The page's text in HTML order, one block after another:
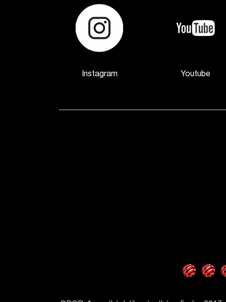
Gioăng cao su
Băng tan
Bước 2: Tiến hành vệ sinh nơi cần lắp vòi
phẩm. Đồng thời thực hiện xả nước tự do
Mở van nước để kiểm tra xem đã
Instagram Youtube